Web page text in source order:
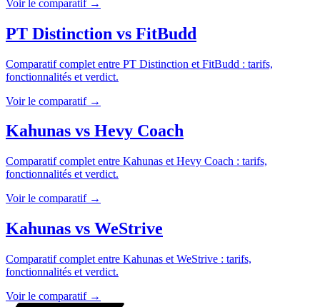
Voir le comparatif →
PT Distinction vs FitBudd
Comparatif complet entre PT Distinction et FitBudd : tarifs,
fonctionnalités et verdict.
Voir le comparatif →
Kahunas vs Hevy Coach
Comparatif complet entre Kahunas et Hevy Coach : tarifs,
fonctionnalités et verdict.
Voir le comparatif →
Kahunas vs WeStrive
Comparatif complet entre Kahunas et WeStrive : tarifs,
fonctionnalités et verdict.
Voir le comparatif →